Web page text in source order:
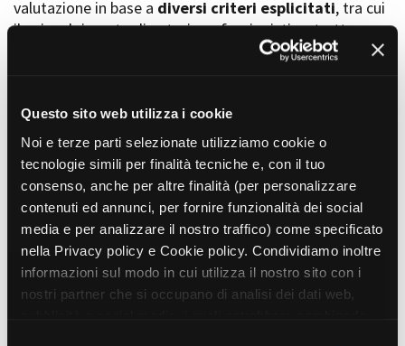
Questo sito web utilizza i cookie
Noi e terze parti selezionate utilizziamo cookie o
tecnologie simili per finalità tecniche e, con il tuo
consenso, anche per altre finalità (per personalizzare
contenuti ed annunci, per fornire funzionalità dei social
media e per analizzare il nostro traffico) come specificato
nella Privacy policy e Cookie policy. Condividiamo inoltre
informazioni sul modo in cui utilizza il nostro sito con i
nostri partner che si occupano di analisi dei dati web,
Amministrazione trasparente
Bandi e gare
Whistleblowing
valutazione in base a diversi criteri esplicitati, tra cui
il coinvolgimento di autori, professionisti e strutture
torinesi e piemontesi, i co-finanziamenti e l’effettiva
diffusione attraverso molteplici canali (proiezioni in sala,
canali televisivi, homevideo, piattaforme web...).
Progetti in progress
Vedi 105 progetti in progress